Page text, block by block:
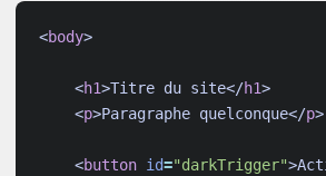
<body>
<h1>Titre du site</h1>
<p>Paragraphe quelconque</p>
<button id="darkTrigger">